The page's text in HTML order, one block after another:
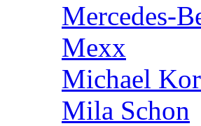
Mercedes-
Mexx
Michael
Mila Schon